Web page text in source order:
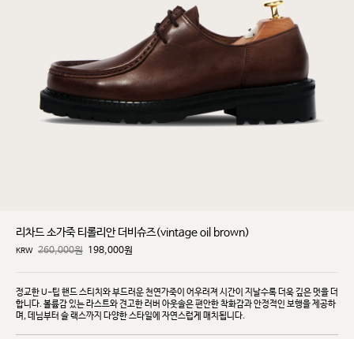
리차드 소가죽 티롤리안 더비슈즈(vintage oil brown)
KRW 260,000원 198,000원
정교한 U-팁 핸드 스티치와 부드러운 천연가죽이 어우러져 시간이 지날수록 더욱 깊은 멋을 더
합니다. 볼륨감 있는 라스트와 견고한 러버 아웃솔은 편안한 착화감과 안정적인 보행을 제공하
며, 데님부터 슬랙스까지 다양한 스타일에 자연스럽게 매치됩니다.